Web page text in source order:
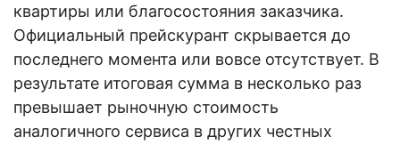
квартиры или благосостояния заказчика.
Официальный прейскурант скрывается до
последнего момента или вовсе отсутствует. В
результате итоговая сумма в несколько раз
превышает рыночную стоимость
аналогичного сервиса в других честных